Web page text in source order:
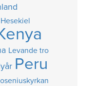
Hesekiel
Levande tro
Peru